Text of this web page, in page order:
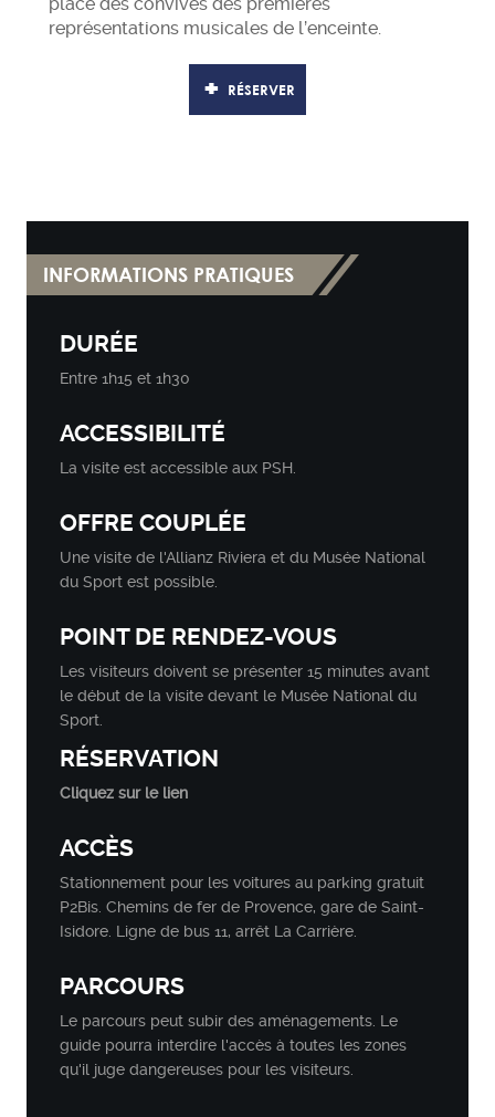
représentations musicales de l’enceinte.
RÉSERVER
INFORMATIONS PRATIQUES
DURÉE
Entre 1h15 et 1h30
ACCESSIBILITÉ
La visite est accessible aux PSH.
OFFRE COUPLÉE
Une visite de l'Allianz Riviera et du Musée National
du Sport est possible.
POINT DE RENDEZ-VOUS
Les visiteurs doivent se présenter 15 minutes avant
le début de la visite devant le Musée National du
Sport.
RÉSERVATION
Cliquez sur le lien
ACCÈS
Stationnement pour les voitures au parking gratuit
P2Bis. Chemins de fer de Provence, gare de Saint-
Isidore. Ligne de bus 11, arrêt La Carrière.
PARCOURS
Le parcours peut subir des aménagements. Le
guide pourra interdire l'accès à toutes les zones
qu'il juge dangereuses pour les visiteurs.